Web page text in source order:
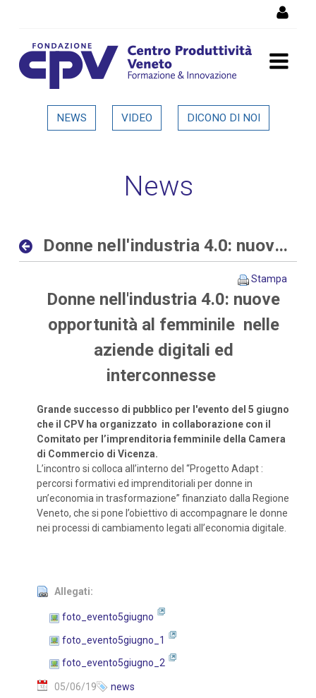
Donne nell'industria 4.0:
femminile nelle aziende
Dettaglio in evidenza
NEWS VIDEO DICONO DI NOI
News
Donne nell'industria 4.0: nuove opportunità al femminile nelle aziende digitali ed interconnesse
Stampa
Donne nell'industria 4.0: nuove
opportunità al femminile nelle
aziende digitali ed
interconnesse
Grande successo di pubblico per l'evento del 5 giugno
che il CPV ha organizzato in collaborazione con il
Comitato per l’imprenditoria femminile della Camera
di Commercio di Vicenza.
L’incontro si colloca all’interno del “Progetto Adapt :
percorsi formativi ed imprenditoriali per donne in
un’economia in trasformazione” finanziato dalla Regione
Veneto, che si pone l’obiettivo di accompagnare le donne
nei processi di cambiamento legati all’economia digitale.
Allegati:
foto_evento5giugno
foto_evento5giugno_1
foto_evento5giugno_2
05/06/19 news